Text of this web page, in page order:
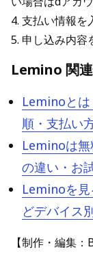
4. 支払い情報を
5. 申し込み内容
Lemino 関
Leminoとは
順・支払い
Leminoは無
の違い・お
Leminoを見
どデバイス
【制作・編集